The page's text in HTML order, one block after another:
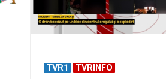
TVR1 TVRINFO